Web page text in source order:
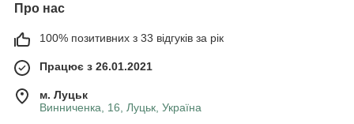
Про нас
100% позитивних з 33 відгуків за рік
Працює з 26.01.2021
м. Луцьк
Винниченка, 16, Луцьк, Україна